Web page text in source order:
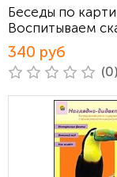
Беседы по
Воспитываем
340 руб